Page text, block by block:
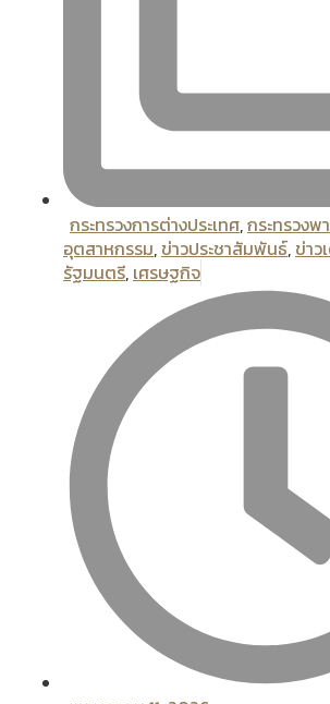
กระทรวงการต่างประเทศ,กระทรวง
อุตสาหกรรม, ข่าวประชาสัมพันธ์, ข่าว
รัฐมนตรี, เศรษฐกิจ